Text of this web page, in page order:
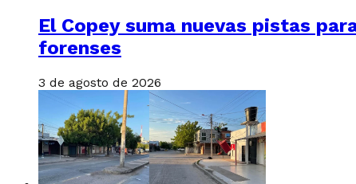
El Copey suma nuevas pistas
forenses
3 de agosto de 2026